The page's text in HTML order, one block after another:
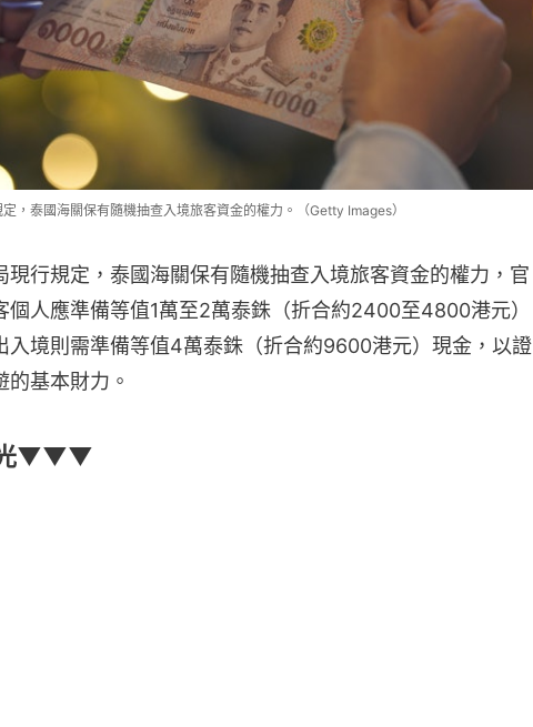
，泰國海關保有隨機抽查入境旅客資金的權力。（Getty Images）
現行規定，泰國海關保有隨機抽查入境旅客資金的權力，官
個人應準備等值1萬至2萬泰銖（折合約2400至4800港元）
入境則需準備等值4萬泰銖（折合約9600港元）現金，以證
的基本財力。
光▼▼▼